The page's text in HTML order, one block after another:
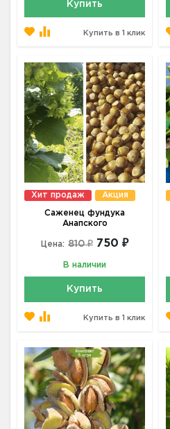
Купить
Купить в 1 клик
Хит продаж Акция
Саженец фундука
Анапского
Цена: 810 ₽ 750 ₽
В наличии
Купить
Купить в 1 клик